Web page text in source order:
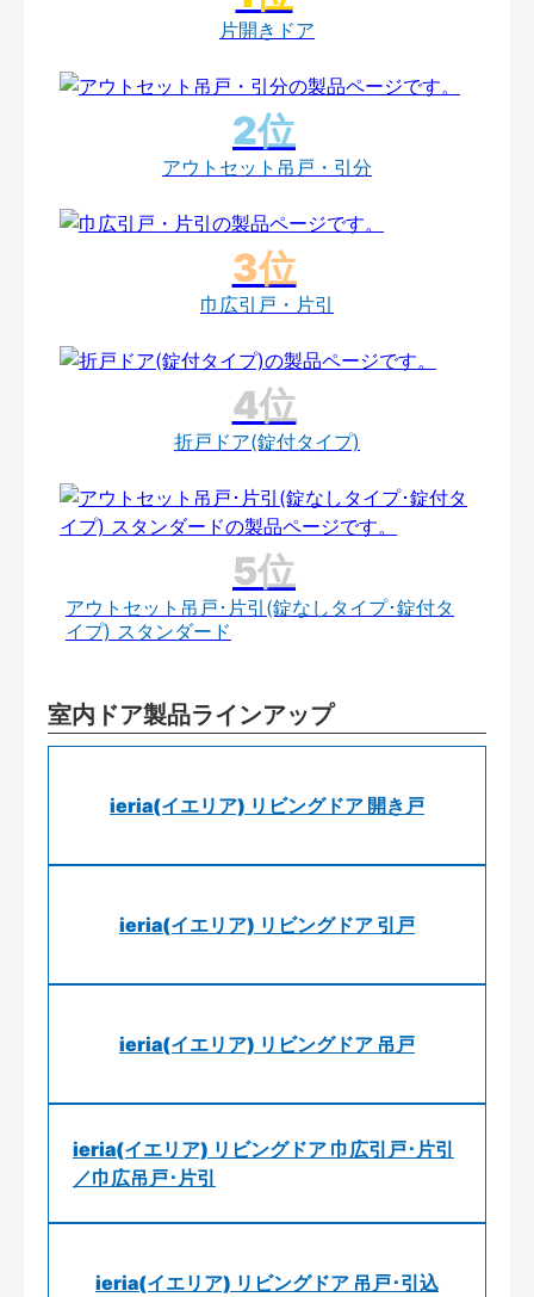
片開きドア
アウトセット吊戸・引分
巾広引戸・片引
折戸ドア(錠付タイプ)
アウトセット吊戸･片引(錠なしタイプ･錠付タ
イプ) スタンダード
室内ドア製品ラインアップ
ieria(イエリア) リビングドア 開き戸
ieria(イエリア) リビングドア 引戸
ieria(イエリア) リビングドア 吊戸
ieria(イエリア) リビングドア 巾広引戸･片引
／巾広吊戸･片引
ieria(イエリア) リビングドア 吊戸･引込